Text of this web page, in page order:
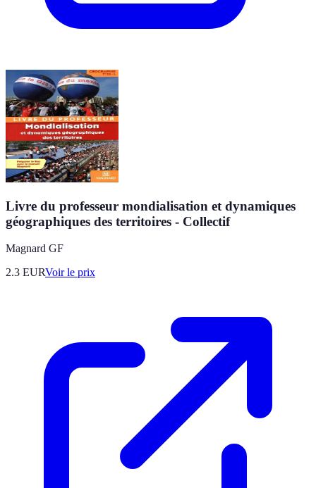
Livre du professeur mondialisation et dynamiques
géographiques des territoires - Collectif
Magnard GF
2.3 EURVoir le prix